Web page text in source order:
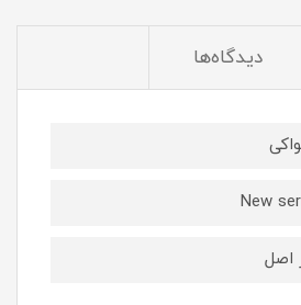
دیدگاه‌ها
New
اصل